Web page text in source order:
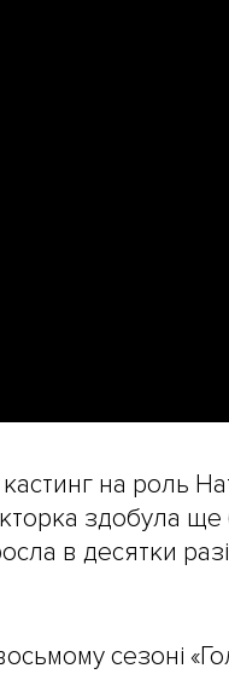
на роль
здобула
в десятки
сезоні